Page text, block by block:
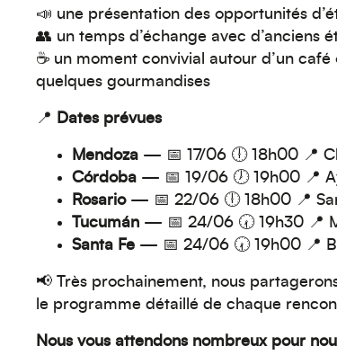
📣 une présentation des opportunités
👥 un temps d’échange avec d’anciens
☕ un moment convivial autour d’un
quelques gourmandises
📍 Dates prévues
Mendoza — 📅 17/06 🕕 18h00 📍
Córdoba — 📅 19/06 🕖 19h00 📍
Rosario— 📅 22/06 🕕 18h00 📍
Tucumán — 📅 24/06 🕢 19h30 📍
Santa Fe — 📅 24/06 🕢 19h00 📍
📢 Très prochainement, nous
le programme détaillé de chaque
Nous vous attendons nombreux pour